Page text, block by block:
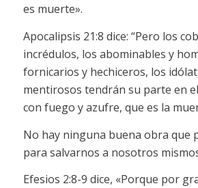
es muerte».
Apocalipsis 21:8 dice: “Pero los
incrédulos, los abominables y
fornicarios y hechiceros, los
mentirosos tendrán su parte en
con fuego y azufre, que es la
No hay ninguna buena obra que
para salvarnos a nosotros
Efesios 2:8-9 dice, «Porque por